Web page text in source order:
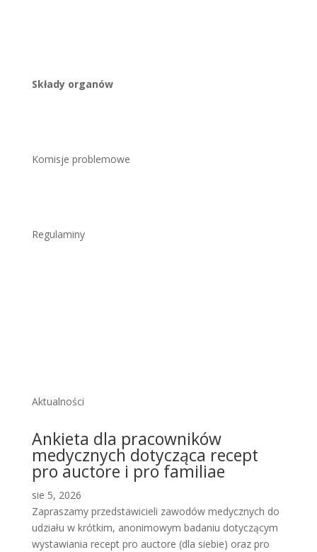
Składy organów
Komisje problemowe
Regulaminy
Aktualności
Ankieta dla pracowników
medycznych dotycząca recept
pro auctore i pro familiae
sie 5, 2026
Zapraszamy przedstawicieli zawodów medycznych do
udziału w krótkim, anonimowym badaniu dotyczącym
wystawiania recept pro auctore (dla siebie) oraz pro